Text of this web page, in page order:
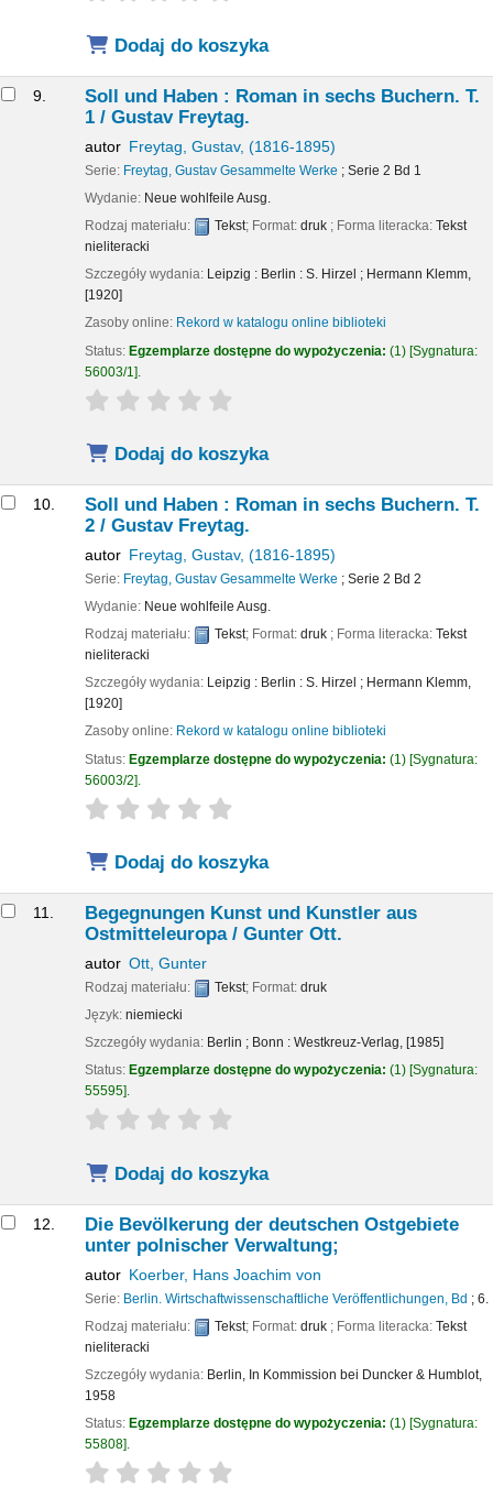
Dodaj do koszyka
9.
Soll und Haben : Roman in sechs Buchern. T.
1 / Gustav Freytag.
autor Freytag, Gustav, (1816-1895)
Serie: Freytag, Gustav Gesammelte Werke ; Serie 2 Bd 1
Wydanie: Neue wohlfeile Ausg.
Rodzaj materiału:
Tekst; Format: druk ; Forma literacka: Tekst
nieliteracki
Szczegóły wydania: Leipzig : Berlin : S. Hirzel ; Hermann Klemm,
[1920]
Zasoby online: Rekord w katalogu online biblioteki
Status: Egzemplarze dostępne do wypożyczenia: (1) Sygnatura:
56003/1 .
star rating
Dodaj do koszyka
10.
Soll und Haben : Roman in sechs Buchern. T.
2 / Gustav Freytag.
autor Freytag, Gustav, (1816-1895)
Serie: Freytag, Gustav Gesammelte Werke ; Serie 2 Bd 2
Wydanie: Neue wohlfeile Ausg.
Rodzaj materiału:
Tekst; Format: druk ; Forma literacka: Tekst
nieliteracki
Szczegóły wydania: Leipzig : Berlin : S. Hirzel ; Hermann Klemm,
[1920]
Zasoby online: Rekord w katalogu online biblioteki
Status: Egzemplarze dostępne do wypożyczenia: (1) Sygnatura:
56003/2 .
star rating
Dodaj do koszyka
11.
Begegnungen Kunst und Kunstler aus
Ostmitteleuropa / Gunter Ott.
autor Ott, Gunter
Rodzaj materiału: Tekst; Format: druk
Język: niemiecki
Szczegóły wydania: Berlin ; Bonn : Westkreuz-Verlag, [1985]
Status: Egzemplarze dostępne do wypożyczenia: (1) Sygnatura:
55595 .
star rating
Dodaj do koszyka
12.
Die Bevölkerung der deutschen Ostgebiete
unter polnischer Verwaltung;
autor Koerber, Hans Joachim von
Serie: Berlin. Wirtschaftwissenschaftliche Veröffentlichungen, Bd ; 6.
Rodzaj materiału:
Tekst; Format: druk ; Forma literacka: Tekst
nieliteracki
Szczegóły wydania: Berlin, In Kommission bei Duncker & Humblot,
1958
Status: Egzemplarze dostępne do wypożyczenia: (1) Sygnatura:
55808 .
star rating